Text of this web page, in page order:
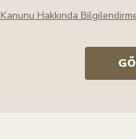
Hakkında